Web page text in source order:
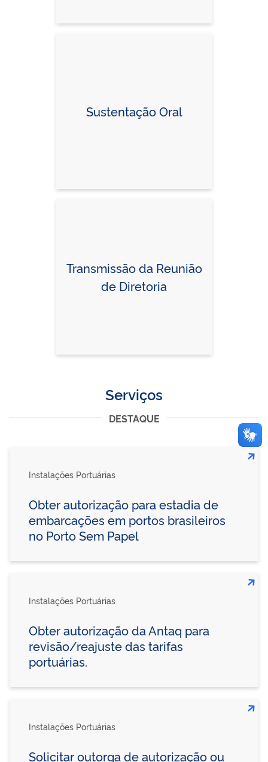
Sustentação Oral
Transmissão da Reunião
de Diretoria
Serviços
DESTAQUE
Instalações Portuárias
Obter autorização para estadia de
embarcações em portos brasileiros
no Porto Sem Papel
Instalações Portuárias
Obter autorização da Antaq para
revisão/reajuste das tarifas
portuárias.
Instalações Portuárias
Solicitar outorga de autorização ou